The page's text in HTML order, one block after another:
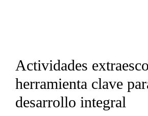
Actividades
herramienta clave
desarrollo integral